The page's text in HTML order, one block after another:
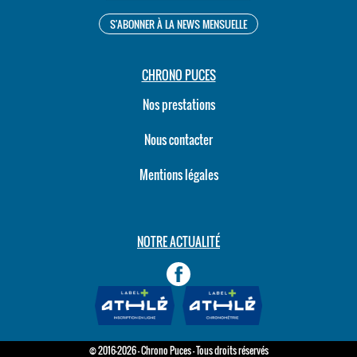
CHRONO PUCES
Nos prestations
Nous contacter
Mentions légales
NOTRE ACTUALITÉ
© 2016-2026 - Chrono Puces - Tous droits réservés